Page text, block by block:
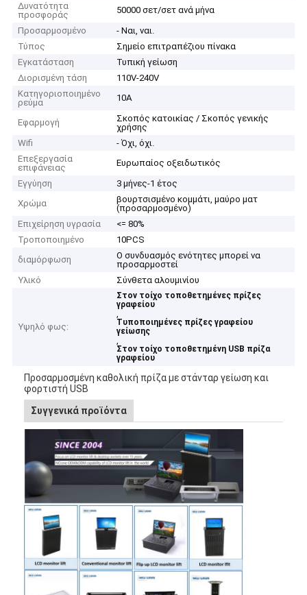
Δυνατότητα
προσφοράς
50000 σετ/σετ ανά μήνα
Προσαρμοσμένο
- Ναι, ναι.
Τύπος
Σημείο επιτραπέζιου πίνακα
Εγκατάσταση
Τυπική γείωση
Διορισμένη τάση
110V-240V
Κατηγοριοποιημένο
ρεύμα
10Α
Εφαρμογή
Σκοπός κατοικίας / Σκοπός γενικής
χρήσης
Wifi
- Όχι, όχι.
Επεξεργασία
επιφάνειας
Ευρωπαίος οξειδωτικός
Εγγύηση
3 μήνες-1 έτος
Χρώμα
βουρτσισμένο κομμάτι, μαύρο ματ
(προσαρμοσμένο)
Επιχείρηση υγρασία
<= 80%
Τροποποιημένο
10PCS
διαμόρφωση
Ο συνδυασμός ενότητες μπορεί να
προσαρμοστεί
Υλικό
Σύνθετα αλουμινίου
Υψηλό φως:
Στον τοίχο τοποθετημένες πρίζες
γραφείου
,
Τυποποιημένες πρίζες γραφείου
γείωσης
,
Στον τοίχο τοποθετημένη USB πρίζα
γραφείου
Προσαρμοσμένη καθολική πρίζα με στάνταρ γείωση και
φορτιστή USB
Συγγενικά προϊόντα